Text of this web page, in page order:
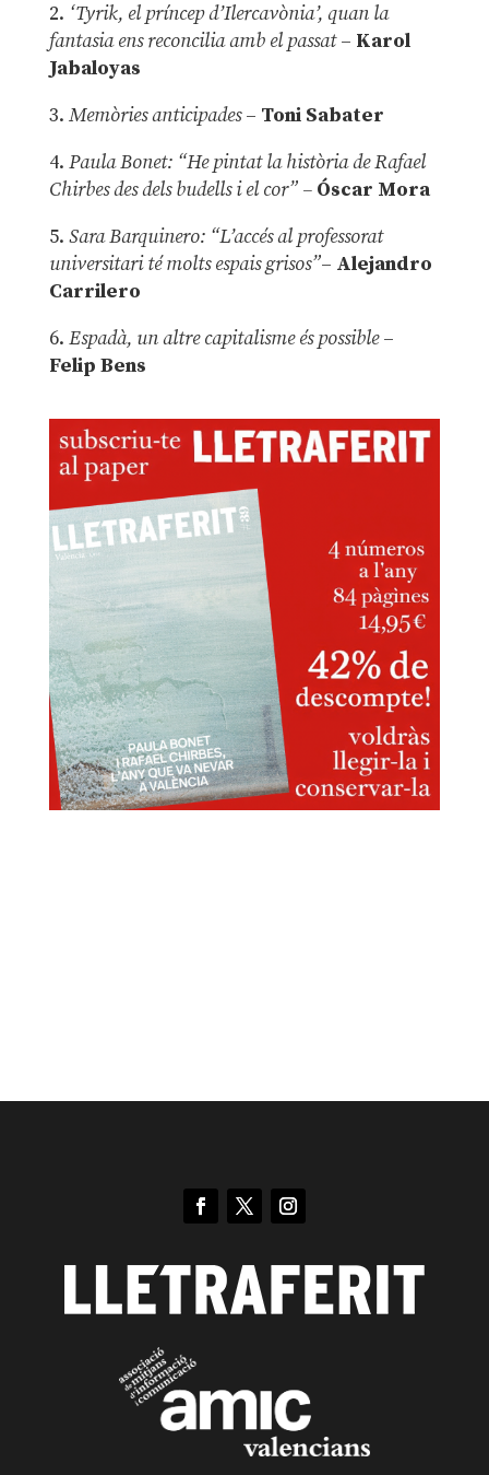
2. ‘Tyrik, el príncep d’Ilercavònia’, quan la
fantasia ens reconcilia amb el passat– Karol
Jabaloyas
3. Memòries anticipades– Toni Sabater
4. Paula Bonet: “He pintat la història de Rafael
Chirbes des dels budells i el cor” –Óscar Mora
5. Sara Barquinero: “L’accés al professorat
universitari té molts espais grisos”– Alejandro
Carrilero
6. Espadà, un altre capitalisme és possible –
Felip Bens